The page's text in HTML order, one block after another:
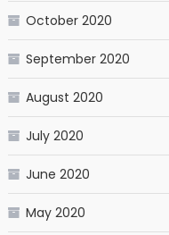
October 2020
September 2020
August 2020
July 2020
June 2020
May 2020